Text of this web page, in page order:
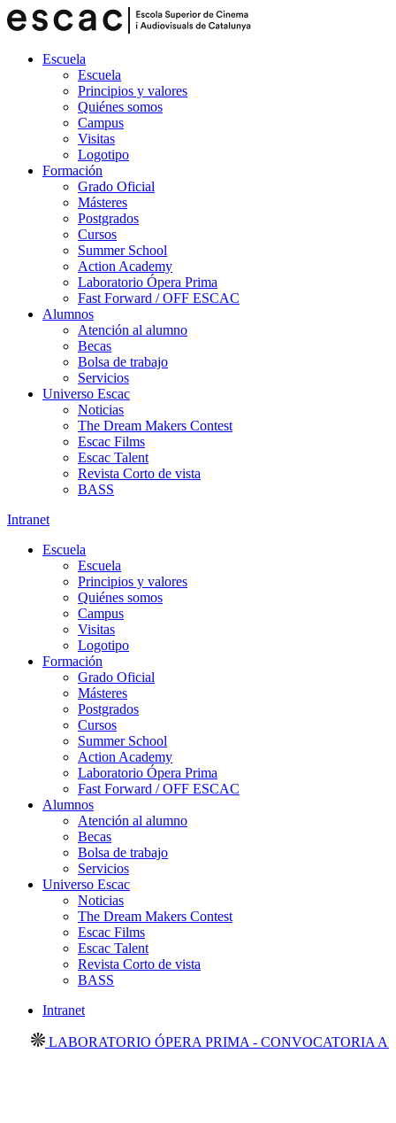
Escuela
Escuela
Principios y valores
Quiénes somos
Campus
Visitas
Logotipo
Formación
Grado Oficial
Másteres
Postgrados
Cursos
Summer School
Action Academy
Laboratorio Ópera Prima
Fast Forward / OFF ESCAC
Alumnos
Atención al alumno
Becas
Bolsa de trabajo
Servicios
Universo Escac
Noticias
The Dream Makers Contest
Escac Films
Escac Talent
Revista Corto de vista
BASS
Intranet
Escuela
Escuela
Principios y valores
Quiénes somos
Campus
Visitas
Logotipo
Formación
Grado Oficial
Másteres
Postgrados
Cursos
Summer School
Action Academy
Laboratorio Ópera Prima
Fast Forward / OFF ESCAC
Alumnos
Atención al alumno
Becas
Bolsa de trabajo
Servicios
Universo Escac
Noticias
The Dream Makers Contest
Escac Films
Escac Talent
Revista Corto de vista
BASS
Intranet
LABORATORIO ÓPERA PRIMA - CONVOCATORIA